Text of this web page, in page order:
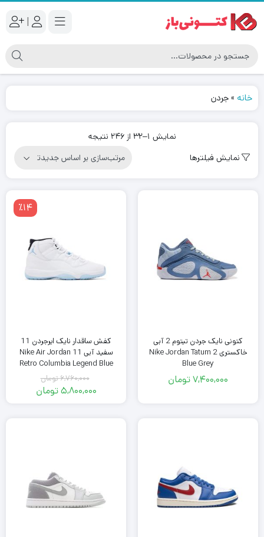
|
خانه »جردن
نمایش 1–32 از 246 نتیجه
مرتب‌سازی
اساس
نمایش فیلترها
کتونی نایک جردن تیتوم 2 آبی
خاکستری Nike Jordan Tatum 2
Blue Grey
7,400,000تومان
٪14
کفش ساقدار نایک ایرجردن 11
سفید آبی Nike Air Jordan 11
Retro Columbia Legend Blue
6,760,000تومان
قیمت5,800,000تومان